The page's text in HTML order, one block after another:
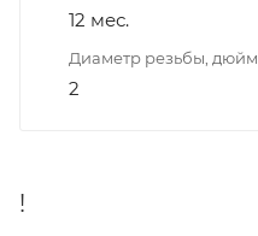
12 мес.
Диаметр резьбы, дюйм
2
!